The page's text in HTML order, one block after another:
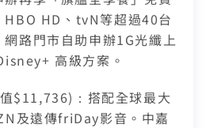
HBO HD、tvN等超過40台
路門市自助申辦1G光纖上
高級方案。
$11,736)：搭配全球最大
及遠傳friDay影音。中嘉
嘉會員登入
專線 412-8811(手機請加區碼)
者客戶發票查詢
專線 412-8811(手機請加區碼)
知道了